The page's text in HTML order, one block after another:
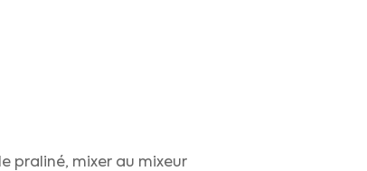
praliné, mixer au mixeur